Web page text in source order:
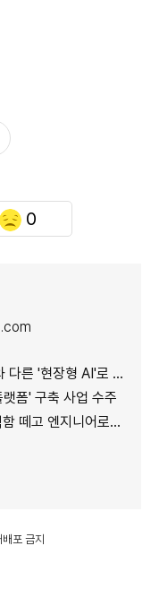
0
'현장형 AI'로 승부"
폼' 구축 사업 수주
턴...'앤트로픽행 러시' 이유는
포 금지